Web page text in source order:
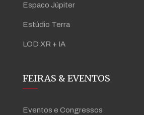
Espaco Júpiter
Estúdio Terra
LOD XR + IA
FEIRAS & EVENTOS
Eventos e Congressos